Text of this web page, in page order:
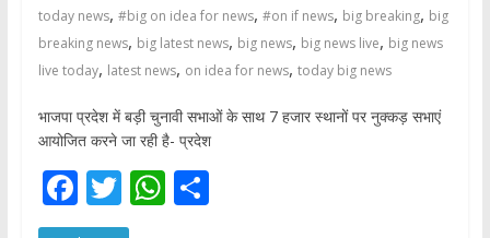
today news, #big on idea for news, #on if news, big breaking, big
breaking news, big latest news, big news, big news live, big news
live today, latest news, on idea for news, today big news
भाजपा प्रदेश में बड़ी चुनावी सभाओं के साथ 7 हजार स्थानों पर नुक्कड़ सभाएं
आयोजित करने जा रही है- प्रदेश
F
ac
T
w
W S